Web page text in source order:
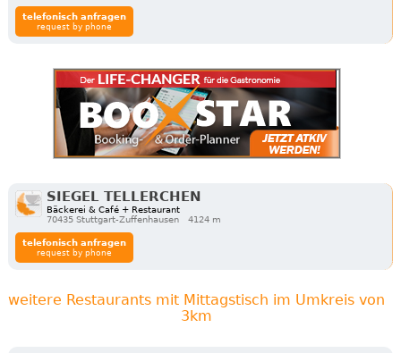
telefonisch anfragen
request by phone
SIEGEL TELLERCHEN
Bäckerei & Café + Restaurant
70435 Stuttgart-Zuffenhausen
4124 m
telefonisch anfragen
request by phone
weitere Restaurants mit Mittagstisch im Umkreis von
3km